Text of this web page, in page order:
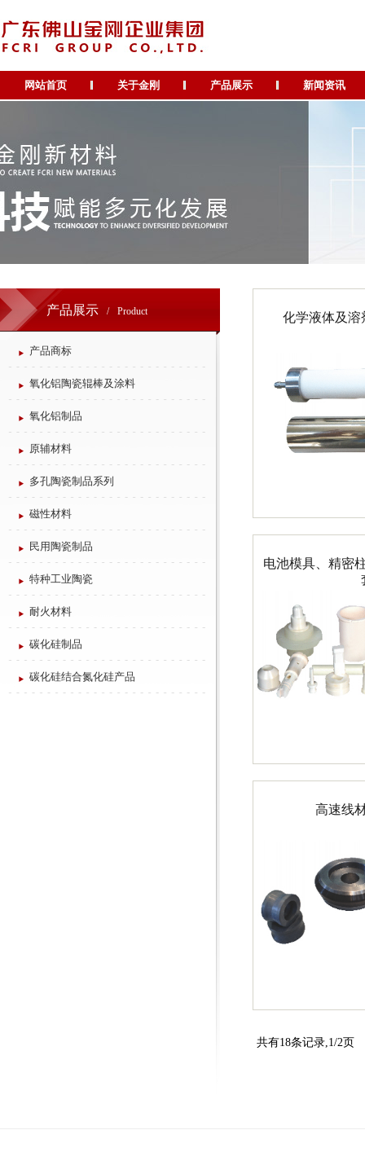
网站首页 关于金刚 产品展示 新闻资讯
产品展示 / Product
产品商标
氧化铝陶瓷辊棒及涂料
氧化铝制品
原辅材料
多孔陶瓷制品系列
磁性材料
民用陶瓷制品
特种工业陶瓷
耐火材料
碳化硅制品
碳化硅结合氮化硅产品
化学液体及溶
电池模具、精密
高速线
共有18条记录,1/2页